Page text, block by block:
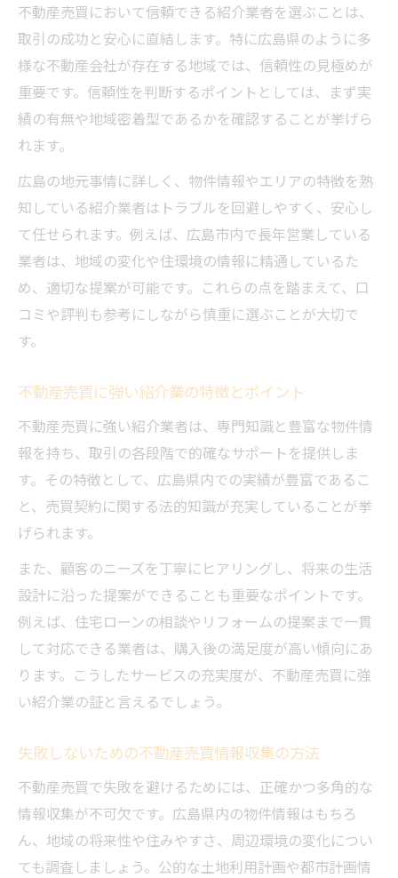
不動産売買において信頼できる紹介業者を選ぶことは、
取引の成功と安心に直結します。特に広島県のように多
様な不動産会社が存在する地域では、信頼性の見極めが
重要です。信頼性を判断するポイントとしては、まず実
績の有無や地域密着型であるかを確認することが挙げら
れます。
広島の地元事情に詳しく、物件情報やエリアの特徴を熟
知している紹介業者はトラブルを回避しやすく、安心し
て任せられます。例えば、広島市内で長年営業している
業者は、地域の変化や住環境の情報に精通しているた
め、適切な提案が可能です。これらの点を踏まえて、口
コミや評判も参考にしながら慎重に選ぶことが大切で
す。
不動産売買に強い紹介業の特徴とポイント
不動産売買に強い紹介業者は、専門知識と豊富な物件情
報を持ち、取引の各段階で的確なサポートを提供しま
す。その特徴として、広島県内での実績が豊富であるこ
と、売買契約に関する法的知識が充実していることが挙
げられます。
また、顧客のニーズを丁寧にヒアリングし、将来の生活
設計に沿った提案ができることも重要なポイントです。
例えば、住宅ローンの相談やリフォームの提案まで一貫
して対応できる業者は、購入後の満足度が高い傾向にあ
ります。こうしたサービスの充実度が、不動産売買に強
い紹介業の証と言えるでしょう。
失敗しないための不動産売買情報収集の方法
不動産売買で失敗を避けるためには、正確かつ多角的な
情報収集が不可欠です。広島県内の物件情報はもちろ
ん、地域の将来性や住みやすさ、周辺環境の変化につい
ても調査しましょう。公的な土地利用計画や都市計画情